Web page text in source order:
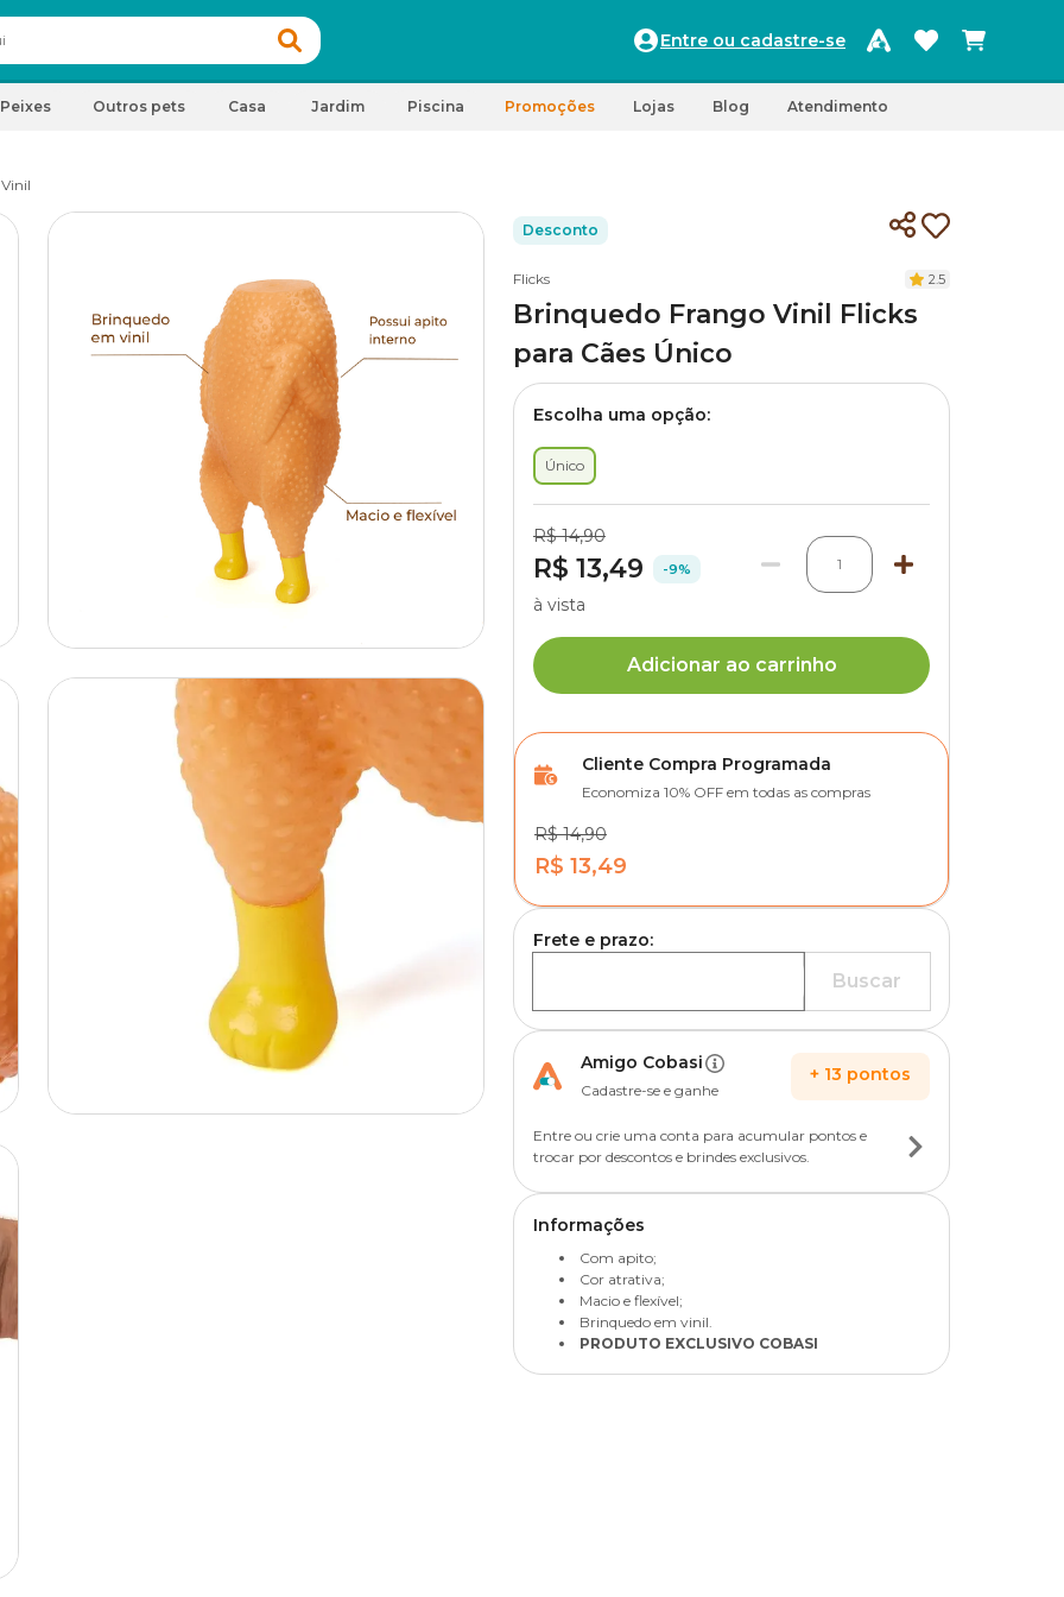
Entre ou cadastre-se
Peixes Outros pets Casa Jardim Piscina Promoções Lojas Blog Atendimento
Desconto
Flicks 2.5
Brinquedo Frango Vinil Flicks
para Cães Único
Escolha uma opção:
Único
R$ 14,90
R$ 13,49 -9% 1
à vista
Adicionar ao carrinho
Cliente Compra Programada
Economiza 10% OFF em todas as compras
R$ 14,90
R$ 13,49
Frete e prazo:
Buscar
Amigo Cobasi
Cadastre-se e ganhe
+ 13 pontos
Entre ou crie uma conta para acumular pontos e
trocar por descontos e brindes exclusivos.
Informações
Com apito;
Cor atrativa;
Macio e flexível;
Brinquedo em vinil.
PRODUTO EXCLUSIVO COBASI